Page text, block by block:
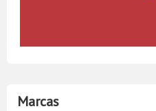
Marcas